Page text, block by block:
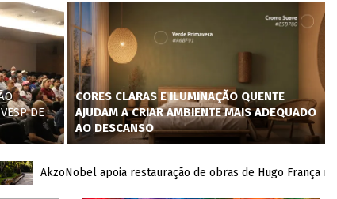
DE
CORES CLARAS E ILUMINAÇÃO QUENTE
AJUDAM A CRIAR AMBIENTE MAIS ADEQUADO
AO DESCANSO
AkzoNobel apoia restauração de obras de Hugo França no